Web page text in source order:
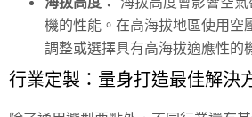
機的性能。在高海拔地區使用空
調整或選擇具有高海拔適應性的
行業定製：量身打造最佳解決